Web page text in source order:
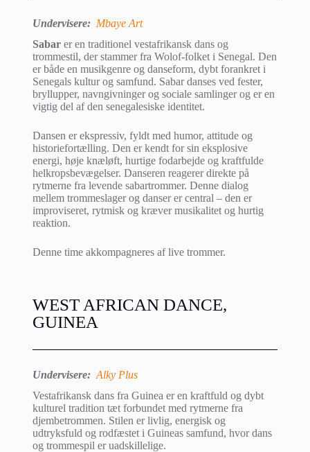
Undervisere: Mbaye Art
Sabarer en traditionel vestafrikansk dans og
trommestil, der stammer fra Wolof-folket i Senegal. Den
er både en musikgenre og danseform, dybt forankret i
Senegals kultur og samfund. Sabar danses ved fester,
bryllupper, navngivninger og sociale samlinger og er en
vigtig del af den senegalesiske identitet.
Dansen er ekspressiv, fyldt med humor, attitude og
historiefortælling. Den er kendt for sin eksplosive
energi, høje knæløft, hurtige fodarbejde og kraftfulde
helkropsbevægelser. Danseren reagerer direkte på
rytmerne fra levende sabartrommer. Denne dialog
mellem trommeslager og danser er central – den er
improviseret, rytmisk og kræver musikalitet og hurtig
reaktion.
Denne time akkompagneres af live trommer.
WEST AFRICAN DANCE,
GUINEA
Undervisere: Alky Plus
Vestafrikansk dans fra Guinea er en kraftfuld og dybt
kulturel tradition tæt forbundet med rytmerne fra
djembetrommen. Stilen er livlig, energisk og
udtryksfuld og rodfæstet i Guineas samfund, hvor dans
og trommespil er uadskillelige.